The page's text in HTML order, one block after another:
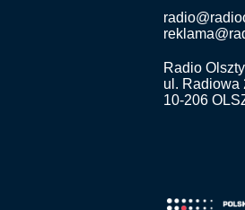
Radio
ul. Radiowa
10-206